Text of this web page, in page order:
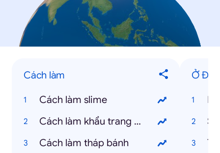
Cách làm
Cách làm slime
Cách làm khẩu trang mỏ vịt
Cách làm tháp bánh
Ở Đâu